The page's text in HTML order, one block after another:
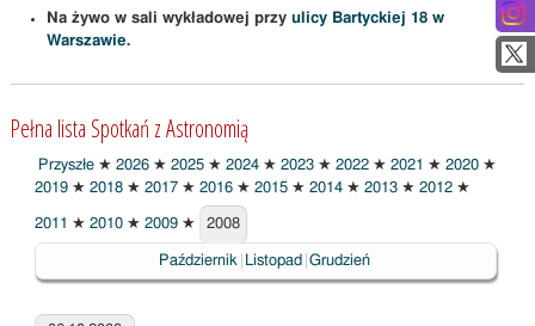
Na żywo w sali wykładowej przy ulicy Bartyckiej 18 w
Warszawie.
Pełna lista Spotkań z Astronomią
Przyszłe ★ 2026 ★ 2025 ★ 2024 ★ 2023 ★ 2022 ★ 2021 ★ 2020 ★
2019 ★ 2018 ★ 2017 ★ 2016 ★ 2015 ★ 2014 ★ 2013 ★ 2012 ★
2011 ★ 2010 ★ 2009 ★
2008
2008
Październik Listopad Grudzień